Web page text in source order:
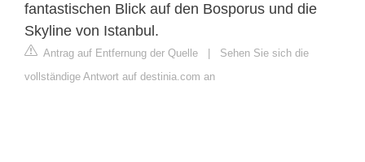
fantastischen Blick auf den Bosporus und die
Skyline von Istanbul.
Antrag auf Entfernung der Quelle
Sehen Sie sich die
vollständige Antwort auf destinia.com an